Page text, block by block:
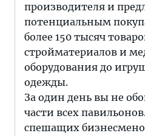
производителя и
потенциальным
более 150 тысяч
стройматериалов и
оборудования до
одежды.
За один день вы не
части всех
спешащих